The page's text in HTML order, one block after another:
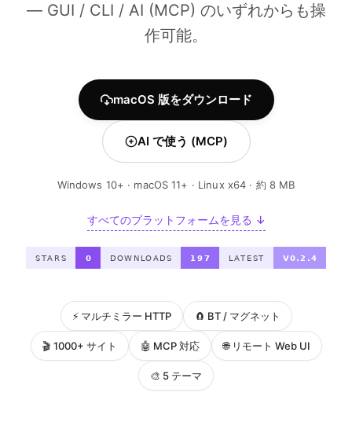
— GUI / CLI / AI (MCP) のいずれからも操
作可能。
macOS 版をダウンロード
AI で使う (MCP)
Windows 10+ · macOS 11+ · Linux x64 · 約 8 MB
すべてのプラットフォームを見る ↓
⚡ マルチミラー HTTP 🧲 BT / マグネット
🎬 1000+ サイト 🤖 MCP 対応 🌐 リモート Web UI
🎨 5 テーマ